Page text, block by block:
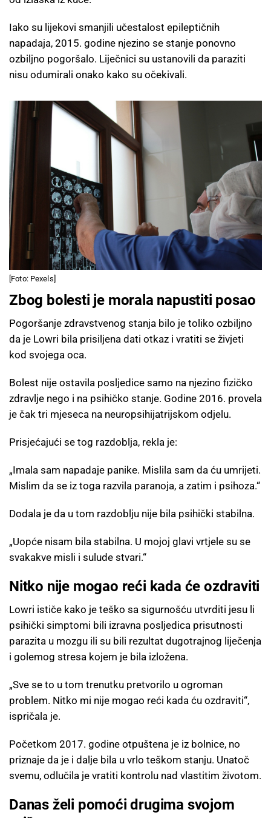
Iako su lijekovi smanjili učestalost epileptičnih
napadaja, 2015. godine njezino se stanje ponovno
ozbiljno pogoršalo. Liječnici su ustanovili da paraziti
nisu odumirali onako kako su očekivali.
[Foto: Pexels]
Zbog bolesti je morala napustiti posao
Pogoršanje zdravstvenog stanja bilo je toliko ozbiljno
da je Lowri bila prisiljena dati otkaz i vratiti se živjeti
kod svojega oca.
Bolest nije ostavila posljedice samo na njezino fizičko
zdravlje nego i na psihičko stanje. Godine 2016. provela
je čak tri mjeseca na neuropsihijatrijskom odjelu.
Prisjećajući se tog razdoblja, rekla je:
„Imala sam napadaje panike. Mislila sam da ću umrijeti.
Mislim da se iz toga razvila paranoja, a zatim i psihoza.“
Dodala je da u tom razdoblju nije bila psihički stabilna.
„Uopće nisam bila stabilna. U mojoj glavi vrtjele su se
svakakve misli i sulude stvari.“
Nitko nije mogao reći kada će ozdraviti
Lowri ističe kako je teško sa sigurnošću utvrditi jesu li
psihički simptomi bili izravna posljedica prisutnosti
parazita u mozgu ili su bili rezultat dugotrajnog liječenja
i golemog stresa kojem je bila izložena.
„Sve se to u tom trenutku pretvorilo u ogroman
problem. Nitko mi nije mogao reći kada ću ozdraviti“,
ispričala je.
Početkom 2017. godine otpuštena je iz bolnice, no
priznaje da je i dalje bila u vrlo teškom stanju. Unatoč
svemu, odlučila je vratiti kontrolu nad vlastitim životom.
Danas želi pomoći drugima svojom